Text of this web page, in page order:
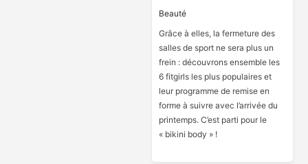
Beauté
Grâce à elles, la fermeture des
salles de sport ne sera plus un
frein : découvrons ensemble les
6 fitgirls les plus populaires et
leur programme de remise en
forme à suivre avec l’arrivée du
printemps. C’est parti pour le
« bikini body » !